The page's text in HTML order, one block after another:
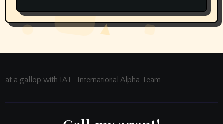
at a gallop with IAT- International Alpha Team